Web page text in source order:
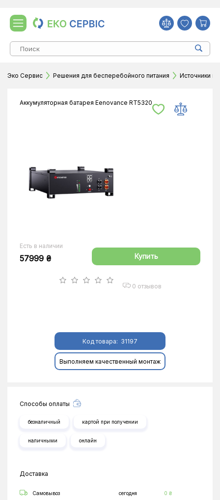
Эко Сервис Решения для бесперебойного питания Источники и
Аккумуляторная батарея Eenovance RT5320
Есть в наличии
57999 ₴ Купить
0 отзывов
Код товара: 31197
Выполняем качественный монтаж
Способы оплаты
безналичный картой при получении
наличными онлайн
Доставка
Самовывоз сегодня 0 ₴